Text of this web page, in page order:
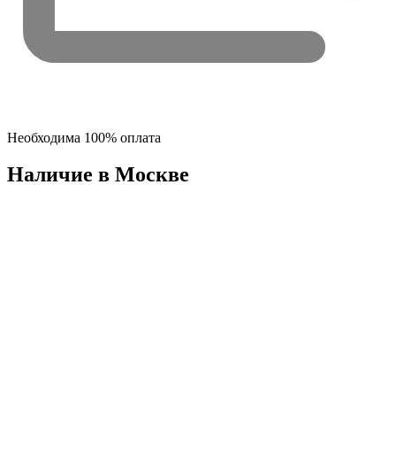
Необходима 100% оплата
Наличие в Москвe